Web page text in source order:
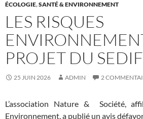
ÉCOLOGIE,SANTÉ & ENVIRONNEMENT
LES RISQUES
PROJET DU SEDIF
25 JUIN 2026 ADMIN 2
L’association Nature & Société,
Environnement, a publié un avis